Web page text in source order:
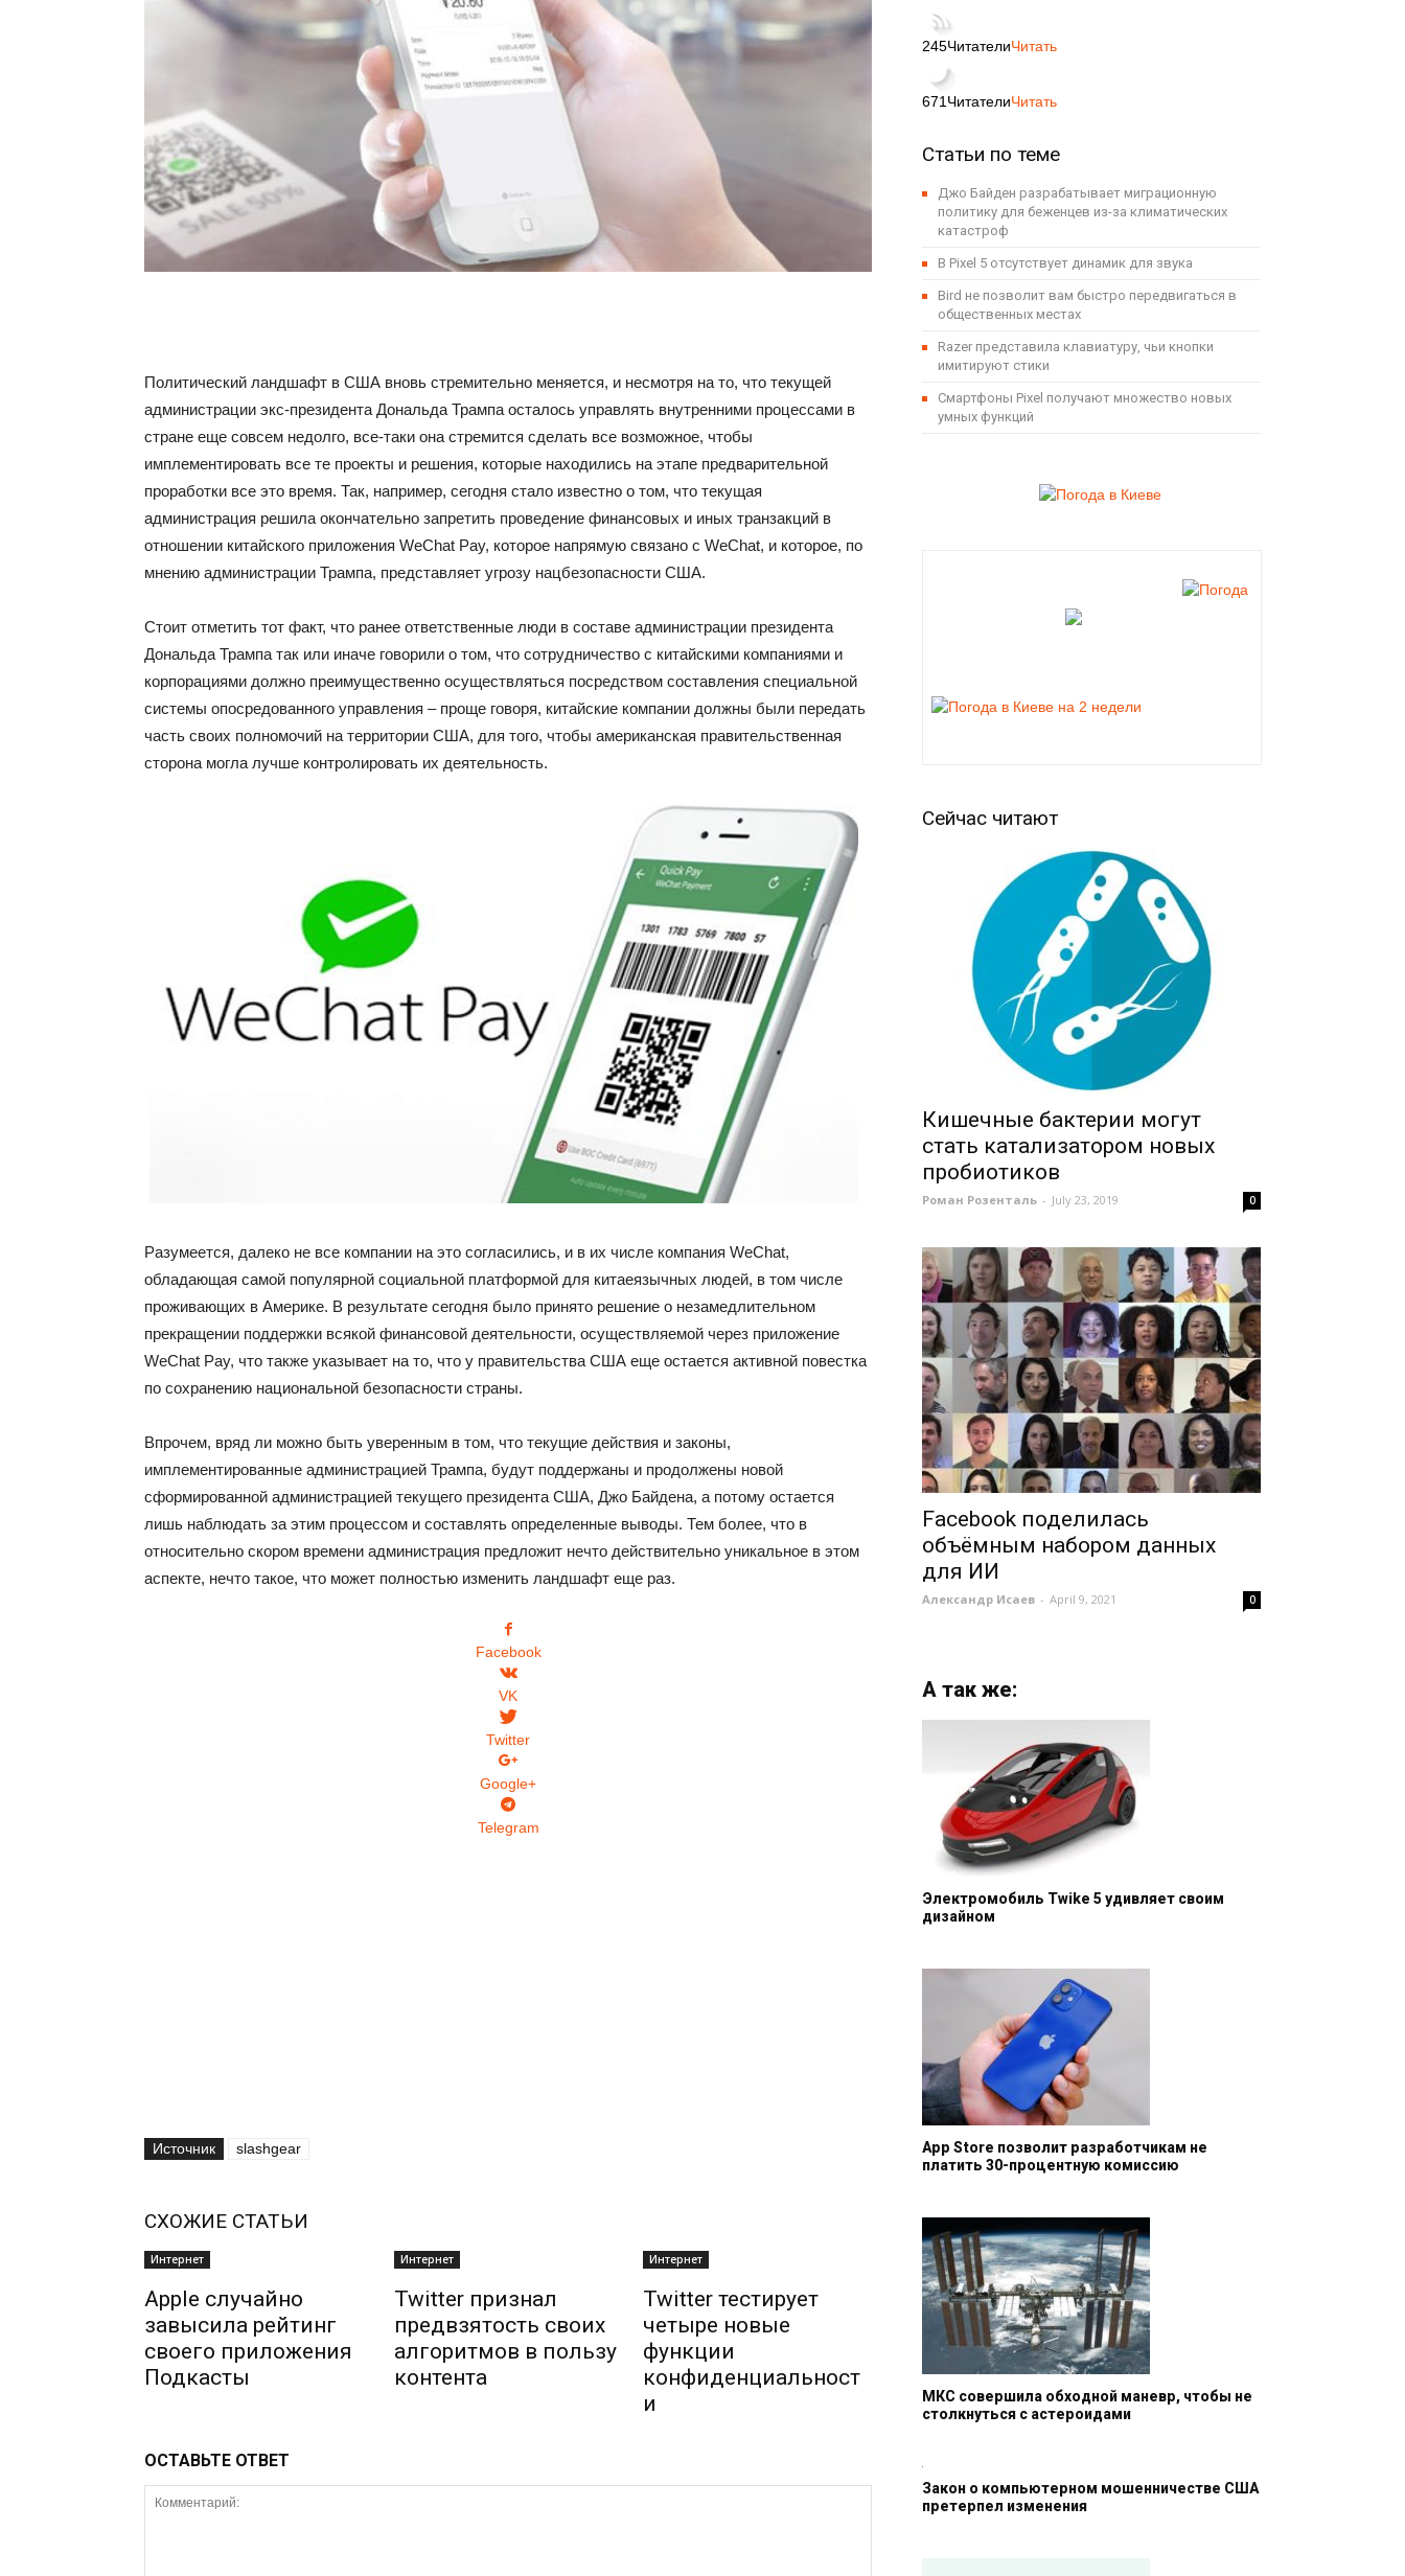
Политический ландшафт в США вновь стремительно меняется, и несмотря на то, что текущей
администрации экс-президента Дональда Трампа осталось управлять внутренними процессами в
стране еще совсем недолго, все-таки она стремится сделать все возможное, чтобы
имплементировать все те проекты и решения, которые находились на этапе предварительной
проработки все это время. Так, например, сегодня стало известно о том, что текущая
администрация решила окончательно запретить проведение финансовых и иных транзакций в
отношении китайского приложения WeChat Pay, которое напрямую связано с WeChat, и которое, по
мнению администрации Трампа, представляет угрозу нацбезопасности США.
Стоит отметить тот факт, что ранее ответственные люди в составе администрации президента
Дональда Трампа так или иначе говорили о том, что сотрудничество с китайскими компаниями и
корпорациями должно преимущественно осуществляться посредством составления специальной
системы опосредованного управления – проще говоря, китайские компании должны были передать
часть своих полномочий на территории США, для того, чтобы американская правительственная
сторона могла лучше контролировать их деятельность.
Разумеется, далеко не все компании на это согласились, и в их числе компания WeChat,
обладающая самой популярной социальной платформой для китаеязычных людей, в том числе
проживающих в Америке. В результате сегодня было принято решение о незамедлительном
прекращении поддержки всякой финансовой деятельности, осуществляемой через приложение
WeChat Pay, что также указывает на то, что у правительства США еще остается активной повестка
по сохранению национальной безопасности страны.
Впрочем, вряд ли можно быть уверенным в том, что текущие действия и законы,
имплементированные администрацией Трампа, будут поддержаны и продолжены новой
сформированной администрацией текущего президента США, Джо Байдена, а потому остается
лишь наблюдать за этим процессом и составлять определенные выводы. Тем более, что в
относительно скором времени администрация предложит нечто действительно уникальное в этом
аспекте, нечто такое, что может полностью изменить ландшафт еще раз.
Facebook
VK
Twitter
Google+
Telegram
Источник slashgear
СХОЖИЕ СТАТЬИ
Интернет
Apple случайно
завысила рейтинг
своего приложения
Подкасты
Интернет
Twitter признал
предвзятость своих
алгоритмов в пользу
контента
Интернет
Twitter тестирует
четыре новые
функции
конфиденциальност
и
ОСТАВЬТЕ ОТВЕТ
245ЧитателиЧитать
671 ЧитателиЧитать
Статьи по теме
Джо Байден разрабатывает миграционную
политику для беженцев из-за климатических
катастроф
В Pixel 5 отсутствует динамик для звука
Bird не позволит вам быстро передвигаться в
общественных местах
Razer представила клавиатуру, чьи кнопки
имитируют стики
Смартфоны Pixel получают множество новых
умных функций
Сейчас читают
Кишечные бактерии могут
стать катализатором новых
пробиотиков
Роман Розенталь - July 23, 2019 0
Facebook поделилась
объёмным набором данных
для ИИ
Александр Исаев - April 9, 2021 0
А так же:
Электромобиль Twike 5 удивляет своим
дизайном
App Store позволит разработчикам не
платить 30-процентную комиссию
МКС совершила обходной маневр, чтобы не
столкнуться с астероидами
Закон о компьютерном мошенничестве США
претерпел изменения